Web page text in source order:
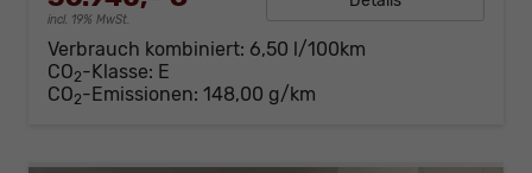
incl. 19% MwSt.
Verbrauch kombiniert: 6,50 l/100km
CO2-Klasse: E
CO2-Emissionen: 148,00 g/km